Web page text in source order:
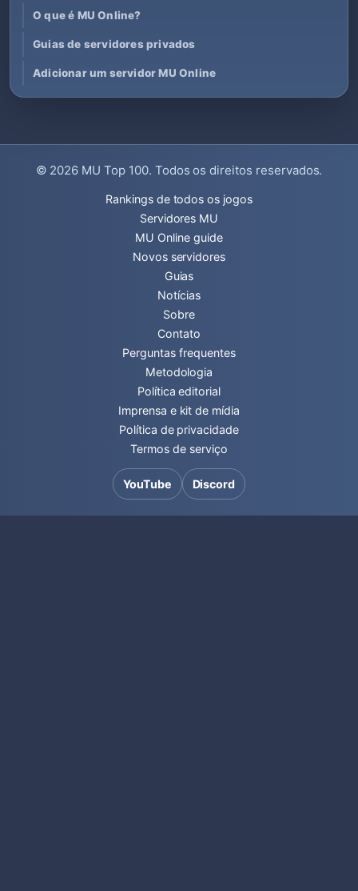
O que é MU Online?
Guias de servidores privados
Adicionar um servidor MU Online
© 2026 MU Top 100. Todos os direitos reservados.
Rankings de todos os jogos
Servidores MU
MU Online guide
Novos servidores
Guias
Notícias
Sobre
Contato
Perguntas frequentes
Metodologia
Política editorial
Imprensa e kit de mídia
Política de privacidade
Termos de serviço
YouTube Discord